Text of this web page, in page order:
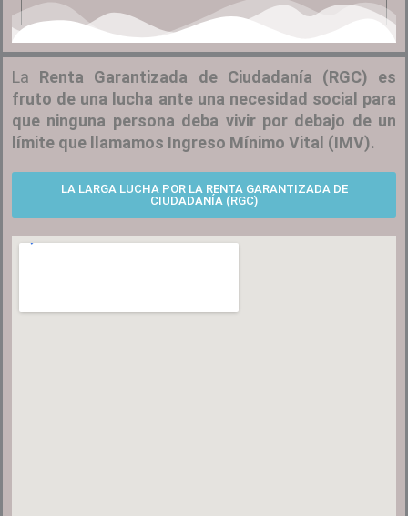
La Renta Garantizada de Ciudadanía (RGC) es
fruto de una lucha ante una necesidad social para
que ninguna persona deba vivir por debajo de un
límite que llamamos Ingreso Mínimo Vital (IMV).
LA LARGA LUCHA POR LA RENTA GARANTIZADA DE
CIUDADANÍA (RGC)